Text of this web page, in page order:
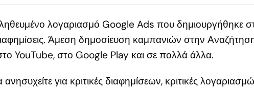
λογαριασμό Google Ads που δημιουργήθηκε
Άμεση δημοσίευση καμπανιών στην
YouTube, στο Google Play και σε πολλά άλλα.
ανησυχείτε για κριτικές διαφημίσεων, κριτικές